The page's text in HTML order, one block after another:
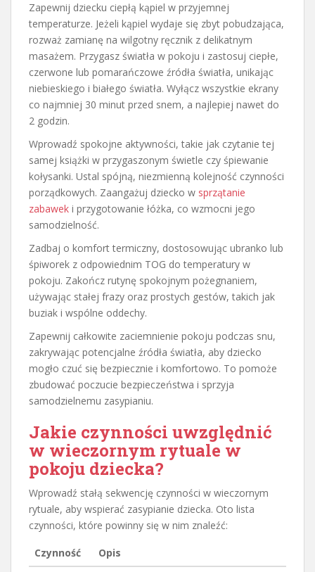
Zapewnij dziecku ciepłą kąpiel w przyjemnej
temperaturze. Jeżeli kąpiel wydaje się zbyt pobudzająca,
rozważ zamianę na wilgotny ręcznik z delikatnym
masażem. Przygasz światła w pokoju i zastosuj ciepłe,
czerwone lub pomarańczowe źródła światła, unikając
niebieskiego i białego światła. Wyłącz wszystkie ekrany
co najmniej 30 minut przed snem, a najlepiej nawet do
2 godzin.
Wprowadź spokojne aktywności, takie jak czytanie tej
samej książki w przygaszonym świetle czy śpiewanie
kołysanki. Ustal spójną, niezmienną kolejność czynności
porządkowych. Zaangażuj dziecko w sprzątanie
zabawek i przygotowanie łóżka, co wzmocni jego
samodzielność.
Zadbaj o komfort termiczny, dostosowując ubranko lub
śpiworek z odpowiednim TOG do temperatury w
pokoju. Zakończ rutynę spokojnym pożegnaniem,
używając stałej frazy oraz prostych gestów, takich jak
buziak i wspólne oddechy.
Zapewnij całkowite zaciemnienie pokoju podczas snu,
zakrywając potencjalne źródła światła, aby dziecko
mogło czuć się bezpiecznie i komfortowo. To pomoże
zbudować poczucie bezpieczeństwa i sprzyja
samodzielnemu zasypianiu.
Jakie czynności uwzględnić
w wieczornym rytuale w
pokoju dziecka?
Wprowadź stałą sekwencję czynności w wieczornym
rytuale, aby wspierać zasypianie dziecka. Oto lista
czynności, które powinny się w nim znaleźć:
Czynność
Opis